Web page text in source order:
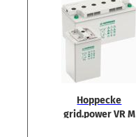
Hop­pe­cke
grid.power VR M